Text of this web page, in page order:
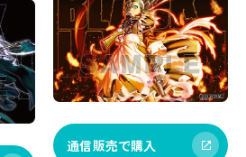
通信販売で購入